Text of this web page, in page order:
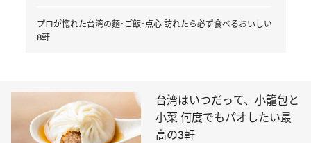
プロが惚れた台湾の麵･ご飯･点心 訪れたら必ず食べるおいしい
8軒
台湾はいつだって、小籠包と
小菜 何度でもパオしたい最
高の3軒